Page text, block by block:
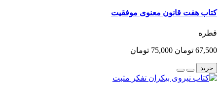
کتاب هفت قانون معنوی موفقیت
قطره
67,500 تومان 75,000 تومان
خرید